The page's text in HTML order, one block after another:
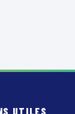
UTILES